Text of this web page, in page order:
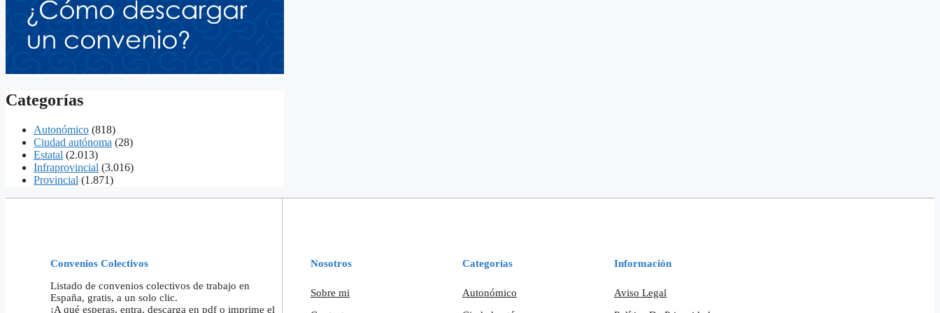
Categorías
Autonómico (818)
Ciudad autónoma (28)
Estatal (2.013)
Infraprovincial (3.016)
Provincial (1.871)
Convenios Colectivos
Listado de convenios colectivos de trabajo en
España, gratis, a un solo clic.
¡A qué esperas, entra, descarga en pdf o imprime el
Nosotros
Sobre mi
Categorías
Autonómico
Información
Aviso Legal